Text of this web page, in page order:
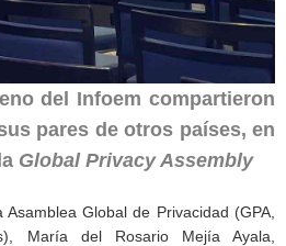
del Infoem compartieron
pares de otros países, en
Global Privacy Assembly
Global de Privacidad (GPA,
María del Rosario Mejía Ayala,